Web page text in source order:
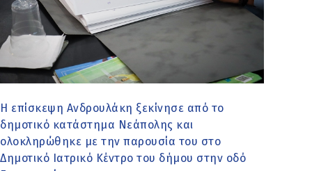
Η επίσκεψη Ανδρουλάκη ξεκίνησε από το
δημοτικό κατάστημα Νεάπολης και
ολοκληρώθηκε με την παρουσία του στο
Δημοτικό Ιατρικό Κέντρο του δήμου στην οδό